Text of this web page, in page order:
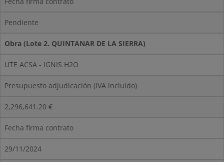
Pendiente
Obra (Lote 2. QUINTANAR DE LA SIERRA)
UTE ACSA - IGNIS H2O
Presupuesto adjudicación (IVA incluido)
2,296,641.20 €
Fecha firma contrato
29/11/2024